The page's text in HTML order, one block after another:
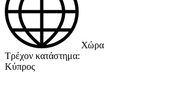
Χώρα
Τρέχον κατάστημα:
Κύπρος